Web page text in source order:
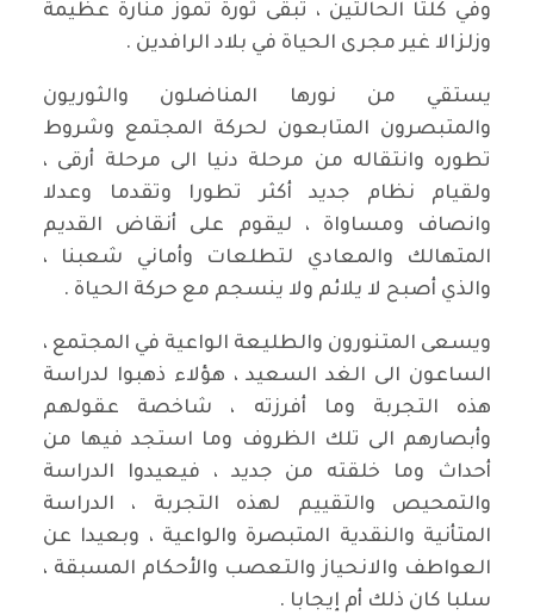
وفي كلتا الحالتين ، تبقى ثورة تموز منارة عظيمة
وزلزالا غير مجرى الحياة في بلاد الرافدين .
يستقي من نورها المناضلون والثوريون
والمتبصرون المتابعون لحركة المجتمع وشروط
تطوره وانتقاله من مرحلة دنيا الى مرحلة أرقى ،
ولقيام نظام جديد أكثر تطورا وتقدما وعدلا
وانصاف ومساواة ، ليقوم على أنقاض القديم
المتهالك والمعادي لتطلعات وأماني شعبنا ،
والذي أصبح لا يلائم ولا ينسجم مع حركة الحياة .
ويسعى المتنورون والطليعة الواعية في المجتمع ،
الساعون الى الغد السعيد ، هؤلاء ذهبوا لدراسة
هذه التجربة وما أفرزته ، شاخصة عقولهم
وأبصارهم الى تلك الظروف وما استجد فيها من
أحداث وما خلقته من جديد ، فيعيدوا الدراسة
والتمحيص والتقييم لهذه التجربة ، الدراسة
المتأنية والنقدية المتبصرة والواعية ، وبعيدا عن
العواطف والانحياز والتعصب والأحكام المسبقة ،
سلبا كان ذلك أم إيجابا .